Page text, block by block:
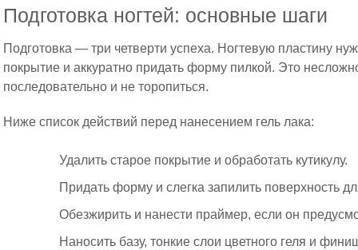
Подготовка ногтей: основные шаги
Подготовка — три четверти успеха. Ногтевую пластину
покрытие и аккуратно придать форму пилкой. Это
последовательно и не торопиться.
Ниже список действий перед нанесением гель лака:
Удалить старое покрытие и обработать кутикулу.
Придать форму и слегка запилить поверхность
Обезжирить и нанести праймер, если он
Наносить базу, тонкие слои цветного геля и